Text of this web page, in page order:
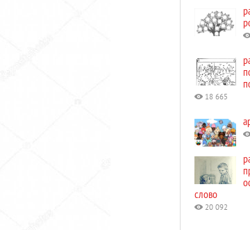
18 665
слово
20 092